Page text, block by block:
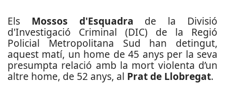
Els Mossos d'Esquadra de la Divisió
d'Investigació Criminal (DIC) de la Regió
Policial Metropolitana Sud han detingut,
aquest matí, un home de 45 anys per la seva
presumpta relació amb la mort violenta d’un
altre home, de 52 anys, al Prat de Llobregat.